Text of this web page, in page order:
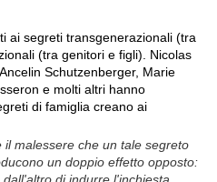
ai segreti transgenerazionali (tra
(tra genitori e figli). Nicolas
Schutzenberger, Marie
e molti altri hanno
di famiglia creano ai
il malessere che un tale segreto
un doppio effetto opposto:
di indurre l'inchiesta